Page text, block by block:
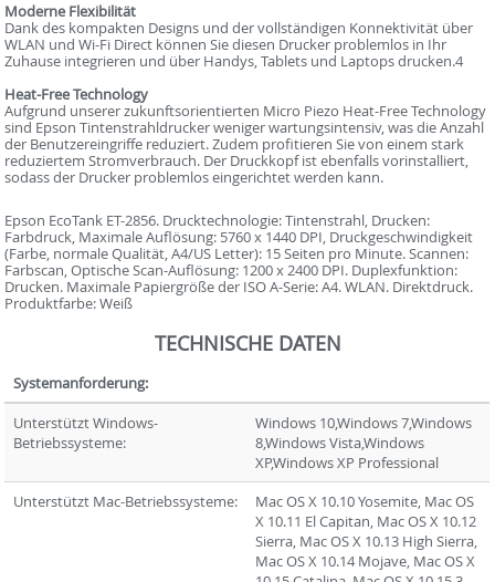
Moderne Flexibilität
Dank des kompakten Designs und der vollständigen Konnektivität über
WLAN und Wi-Fi Direct können Sie diesen Drucker problemlos in Ihr
Zuhause integrieren und über Handys, Tablets und Laptops drucken.4
Heat-Free Technology
Aufgrund unserer zukunftsorientierten Micro Piezo Heat-Free Technology
sind Epson Tintenstrahldrucker weniger wartungsintensiv, was die Anzahl
der Benutzereingriffe reduziert. Zudem profitieren Sie von einem stark
reduziertem Stromverbrauch. Der Druckkopf ist ebenfalls vorinstalliert,
sodass der Drucker problemlos eingerichtet werden kann.
Epson EcoTank ET-2856. Drucktechnologie: Tintenstrahl, Drucken:
Farbdruck, Maximale Auflösung: 5760 x 1440 DPI, Druckgeschwindigkeit
(Farbe, normale Qualität, A4/US Letter): 15 Seiten pro Minute. Scannen:
Farbscan, Optische Scan-Auflösung: 1200 x 2400 DPI. Duplexfunktion:
Drucken. Maximale Papiergröße der ISO A-Serie: A4. WLAN. Direktdruck.
Produktfarbe: Weiß
TECHNISCHE DATEN
Systemanforderung:
Unterstützt Windows-
Betriebssysteme:
Windows 10,Windows 7,Windows
8,Windows Vista,Windows
XP,Windows XP Professional
Unterstützt Mac-Betriebssysteme:
Mac OS X 10.10 Yosemite, Mac OS
X 10.11 El Capitan, Mac OS X 10.12
Sierra, Mac OS X 10.13 High Sierra,
Mac OS X 10.14 Mojave, Mac OS X